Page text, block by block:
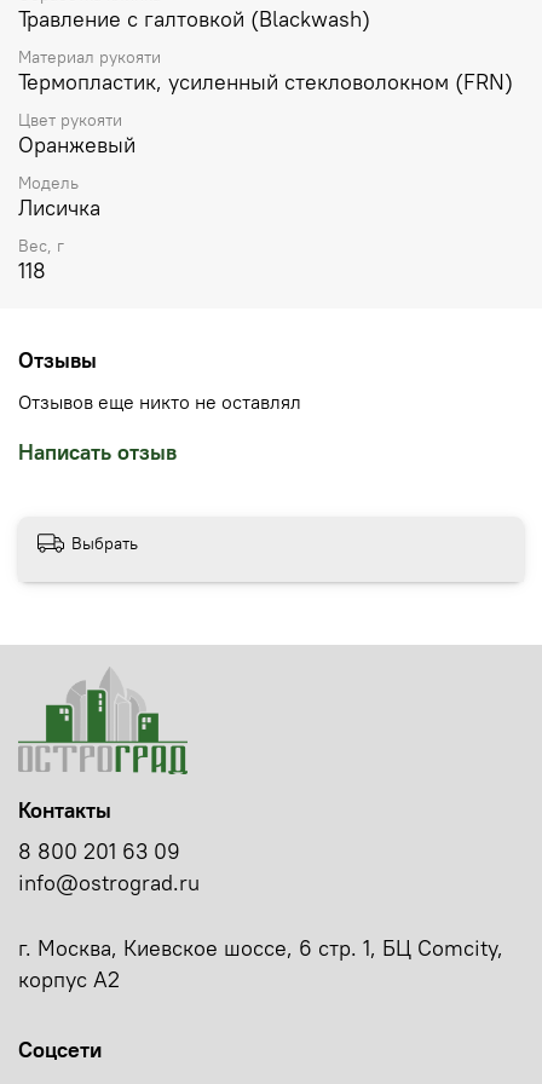
Травление с галтовкой (Blackwash)
Материал рукояти
Термопластик, усиленный стекловолокном (FRN)
Цвет рукояти
Оранжевый
Модель
Лисичка
Вес, г
118
Отзывы
Отзывов еще никто не оставлял
Написать отзыв
Выбрать
Контакты
8 800 201 63 09
info@ostrograd.ru
г. Москва, Киевское шоссе, 6 стр. 1, БЦ Comcity,
корпус А2
Соцсети